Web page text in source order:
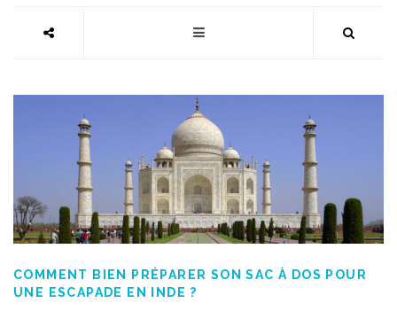
COMMENT BIEN PRÉPARER SON SAC À DOS POUR
UNE ESCAPADE EN INDE ?